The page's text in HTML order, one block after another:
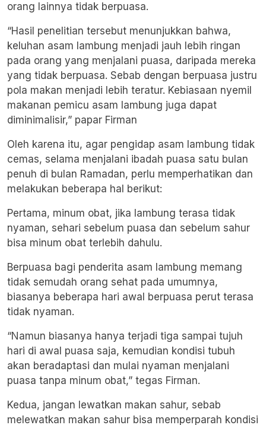
orang lainnya tidak berpuasa.
“Hasil penelitian tersebut menunjukkan bahwa,
keluhan asam lambung menjadi jauh lebih ringan
pada orang yang menjalani puasa, daripada mereka
yang tidak berpuasa. Sebab dengan berpuasa justru
pola makan menjadi lebih teratur. Kebiasaan nyemil
makanan pemicu asam lambung juga dapat
diminimalisir,” papar Firman
Oleh karena itu, agar pengidap asam lambung tidak
cemas, selama menjalani ibadah puasa satu bulan
penuh di bulan Ramadan, perlu memperhatikan dan
melakukan beberapa hal berikut:
Pertama, minum obat, jika lambung terasa tidak
nyaman, sehari sebelum puasa dan sebelum sahur
bisa minum obat terlebih dahulu.
Berpuasa bagi penderita asam lambung memang
tidak semudah orang sehat pada umumnya,
biasanya beberapa hari awal berpuasa perut terasa
tidak nyaman.
“Namun biasanya hanya terjadi tiga sampai tujuh
hari di awal puasa saja, kemudian kondisi tubuh
akan beradaptasi dan mulai nyaman menjalani
puasa tanpa minum obat,” tegas Firman.
Kedua, jangan lewatkan makan sahur, sebab
melewatkan makan sahur bisa memperparah kondisi